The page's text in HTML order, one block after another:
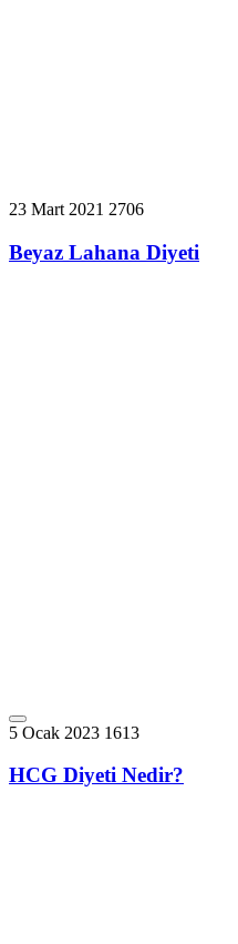
23 Mart 2021 2706
Beyaz Lahana Diyeti
5 Ocak 2023 1613
HCG Diyeti Nedir?